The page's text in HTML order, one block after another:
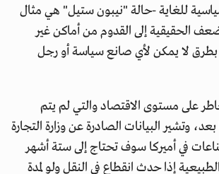
للغاية -حالة "نيبون ستيل" هي مثال
الحقيقية إلى القدوم من أماكن غير
بطرق لا يمكن لأي صانع سياسة أو رجل
على مستوى الاقتصاد والتي لم يتم
وتشير البيانات الصادرة عن وزارة التجارة
الصناعات في أميركا سوف تحتاج إلى ستة أشهر
إذا حدث انقطاع في النقل ولو لمدة